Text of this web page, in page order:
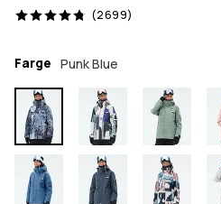
(2699)
2699 anmeldelser, 4.8/5
Farge Punk Blue